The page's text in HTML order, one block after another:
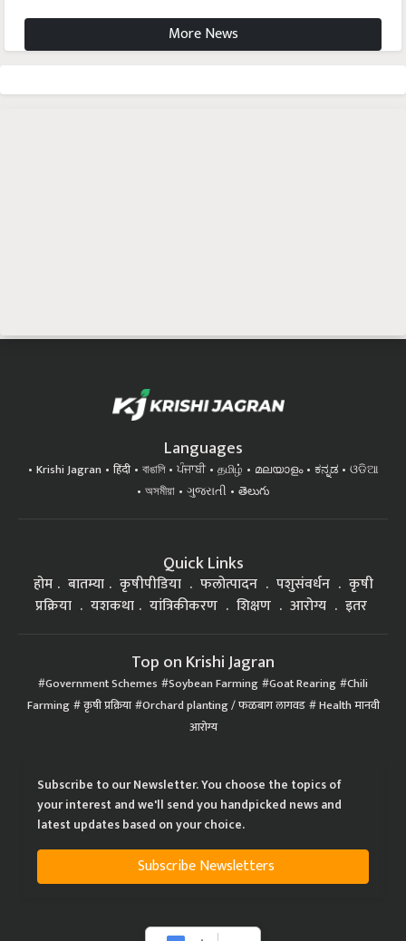
More News
Languages
Krishi Jagran हिंदी বাঙালি ਪੰਜਾਬੀ தமிழ் മലയാളം ಕನ್ನಡ
ଓଡିଆ
অসমীয়া
ગુજરાતી తెలుగు
Quick Links
होम बातम्या कृषीपीडिया फलोत्पादन पशुसंवर्धन
कृषी
प्रक्रिया
यशकथा यांत्रिकीकरण शिक्षण आरोग्य इतर
Top on Krishi Jagran
Government Schemes Soybean Farming Goat Rearing Chili
Farming कृषी प्रक्रिया Orchard planting / फळबाग लागवड Health मानवी
आरोग्य
Subscribe to our Newsletter. You choose the topics of
your interest and we'll send you handpicked news and
latest updates based on your choice.
Subscribe Newsletters